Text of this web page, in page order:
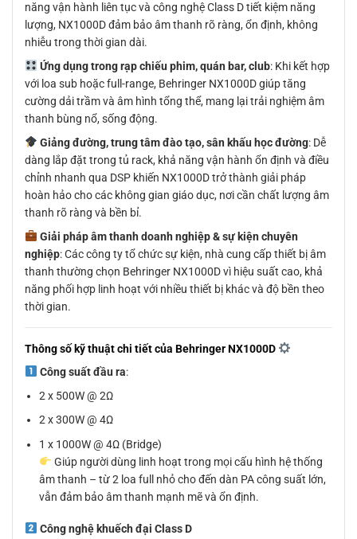
năng vận hành liên tục và công nghệ Class D tiết kiệm năng
lượng, NX1000D đảm bảo âm thanh rõ ràng, ổn định, không
nhiễu trong thời gian dài.
Ứng dụng trong rạp chiếu phim, quán bar, club: Khi kết hợp
với loa sub hoặc full-range, Behringer NX1000D giúp tăng
cường dải trầm và âm hình tổng thể, mang lại trải nghiệm âm
thanh bùng nổ, sống động.
Giảng đường, trung tâm đào tạo, sân khấu học đường: Dễ
dàng lắp đặt trong tủ rack, khả năng vận hành ổn định và điều
chỉnh nhanh qua DSP khiến NX1000D trở thành giải pháp
hoàn hảo cho các không gian giáo dục, nơi cần chất lượng âm
thanh rõ ràng và bền bỉ.
Giải pháp âm thanh doanh nghiệp & sự kiện chuyên
nghiệp: Các công ty tổ chức sự kiện, nhà cung cấp thiết bị âm
thanh thường chọn Behringer NX1000D vì hiệu suất cao, khả
năng phối hợp linh hoạt với nhiều thiết bị khác và độ bền theo
thời gian.
Thông số kỹ thuật chi tiết của Behringer NX1000D
Công suất đầu ra:
2 x 500W @ 2Ω
2 x 300W @ 4Ω
1 x 1000W @ 4Ω (Bridge)
Giúp người dùng linh hoạt trong mọi cấu hình hệ thống
âm thanh – từ 2 loa full nhỏ cho đến dàn PA công suất lớn,
vẫn đảm bảo âm thanh mạnh mẽ và ổn định.
Công nghệ khuếch đại Class D